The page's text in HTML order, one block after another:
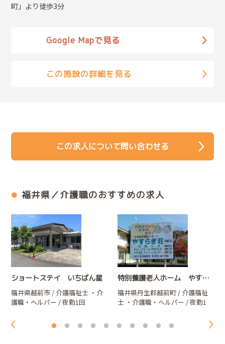
町」より徒歩3分
Google Mapで見る
この施設の詳細を見る
この求人について問い合わせる
福井県／介護職のおすすめの求人
ショートステイ いちばん星
福井県越前市 / 介護福祉士 ・介
護職・ヘルパー / 夜勤1回
特別養護老人ホーム やすらぎ荘
福井県丹生郡越前町 / 介護福祉
士 ・介護職・ヘルパー / 夜勤1